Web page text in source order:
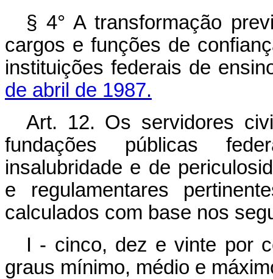
§ 4° A transformação
cargos e funções de
instituições federais de
de abril de 1987.
Art. 12. Os servidores
fundações públicas
insalubridade e de
e regulamentares
calculados com base nos
I - cinco, dez e vinte por
graus mínimo, médio e